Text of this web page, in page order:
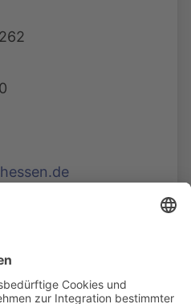
Informationen.